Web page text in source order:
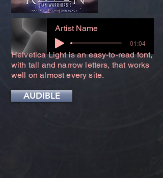
Artist Name
-01:04
Helvetica Light is an easy-to-read font,
with tall and narrow letters, that works
well on almost every site.
AUDIBLE